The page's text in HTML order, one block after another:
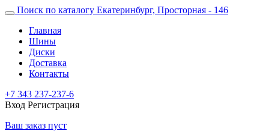
Поиск по каталогу Екатеринбург, Просторная - 146
Главная
Шины
Диски
Доставка
Контакты
+7 343 237-237-6
Вход Регистрация
Ваш заказ пуст